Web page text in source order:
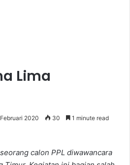
Lima
2020 30 1 minute read
seorang calon PPL diwawancara